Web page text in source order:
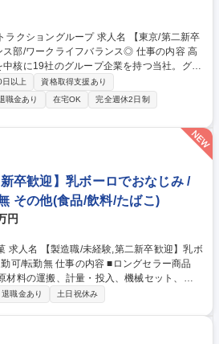
ープ 求人名 【東京/第二新卒
ークライフバランス◎ 仕事の内容 高
核に19社のグループ企業を持つ当社。グル
アンス施策の立案と推進をお任せします。
的な業務内容となります。＞ ●法律相
契約書の審査および作成（工事請負契約等
サポート（弁理士対応を含む） 上記の業務に
援をお任せします。適性・経験に応じ、幅
二新卒歓迎】法
クライフバランス◎
以上
資格取得支援あり
職金あり 在宅OK
完全週休2日制
卒歓迎】乳ボーロでおなじみ /
その他(食品/飲料/たばこ)
円
ボ
■ロングセラー商品
材料の運搬、計量・投入、機械セット、検
雑な技術より「決められた手順を誠実に守
体を動かしながらテキパキと作業を進める
退職金あり 土日祝休み